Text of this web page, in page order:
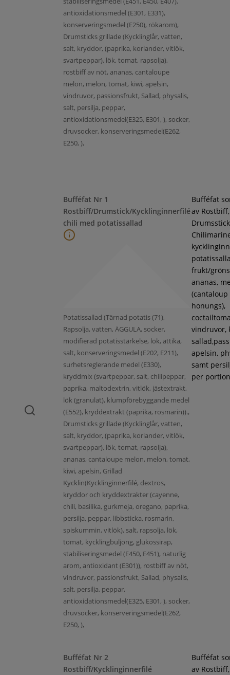
antioxidationsmedel (E301, E331),
konserveringsmedel (E250), rökarom),
Drumsticks grillade (Kycklinglår, vatten,
salt, kryddor, (paprika, koriander, vitlök,
svartpeppar), lök, tomat, rapsolja),
rostbiff av nöt, ananas, cantaloupe
melon, melon, tomat, kiwi, apelsin,
vindruvor, passionsfrukt, Sallad, physalis,
salt, persilja, peppar,
antioxidationsmedel(E325, E301, ), socker,
druvsocker, konserveringsmedel(E262,
E250, ),
Bufféfat Nr 1
Rostbiff/Drumstick/Kycklinginnerfilé
chili med potatissallad
Potatissallad (Tärnad potatis (71),
Rapsolja, vatten, ÄGGULA, socker,
modifierad potatisstärkelse, lök, ättika,
salt, konserveringsmedel (E202, E211),
surhetsreglerande medel (E330),
kryddmix (svartpeppar, salt, chilipeppar,
paprika, maltodextrin, vitlök, jästextrakt,
lök (granulat), klumpförebyggande medel
(E552), kryddextrakt (paprika, rosmarin)).,
Drumsticks grillade (Kycklinglår, vatten,
salt, kryddor, (paprika, koriander, vitlök,
svartpeppar), lök, tomat, rapsolja),
ananas, cantaloupe melon, melon, tomat,
kiwi, apelsin, Grillad
Kycklin(Kycklinginnerfilé, dextros,
kryddor och kryddextrakter (cayenne,
chili, basilika, gurkmeja, oregano, paprika,
persilja, peppar, libbsticka, rosmarin,
spiskummin, vitlök), salt, rapsolja, lök,
tomat, kycklingbuljong, glukossirap,
stabiliseringsmedel (E450, E451), naturlig
arom, antioxidant (E301)), rostbiff av nöt,
vindruvor, passionsfrukt, Sallad, physalis,
salt, persilja, peppar,
antioxidationsmedel(E325, E301, ), socker,
druvsocker, konserveringsmedel(E262,
E250, ),
Bufféfat
av Rostbiff,
frukt/
ananas,
(cantaloup
honungs),
vindruvor,
apelsin,
samt
per
Bufféfat Nr 2
Rostbiff/Kycklinginnerfilé
Bufféfat
av